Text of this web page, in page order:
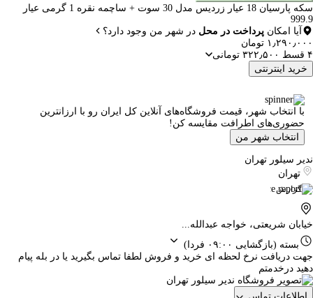
سکه پارسیان 18 عیار زردیس مدل 30 سوت + ساچمه نقره 1 گرمی عیار
999.9
آیا امکان پرداخت در محل در شهر من وجود دارد؟
۱٫۲۹۰٫۰۰۰ تومان
۴ قسط ۳۲۲٫۵۰۰ تومانی
خرید اینترنتی
با انتخاب شهر، قیمت فروشگاه‌های آنلاین کل ایران رو با ارزانترین
حضوری‌های اطرافت مقایسه کن!
انتخاب شهر من
ندیر سیلور تهران
تهران
گزارش
خیابان شریعتی، خواجه عبدالله...
بسته (بازگشایی ۰۹:۰۰ فردا)
جهت دریافت نرخ لحظه ای خرید و فروش لطفا تماس بگیرید یا در بله پیام
دهید درخدمتم